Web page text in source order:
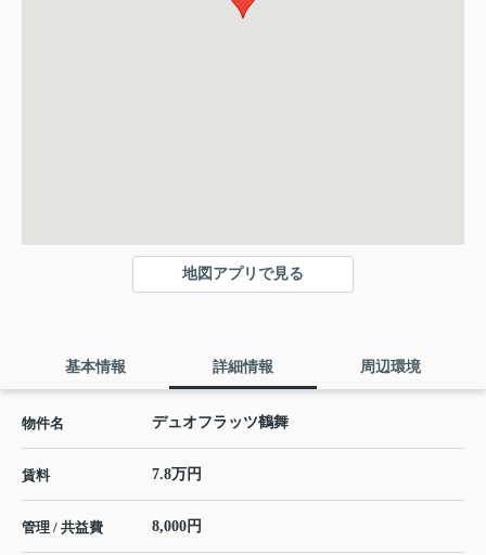
地図アプリで見る
基本情報 詳細情報 周辺環境
物件名 デュオフラッツ鶴舞
賃料 7.8万円
管理 / 共益費 8,000円